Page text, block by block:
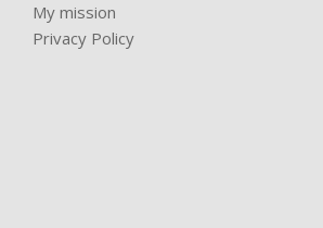
My mission
Privacy Policy